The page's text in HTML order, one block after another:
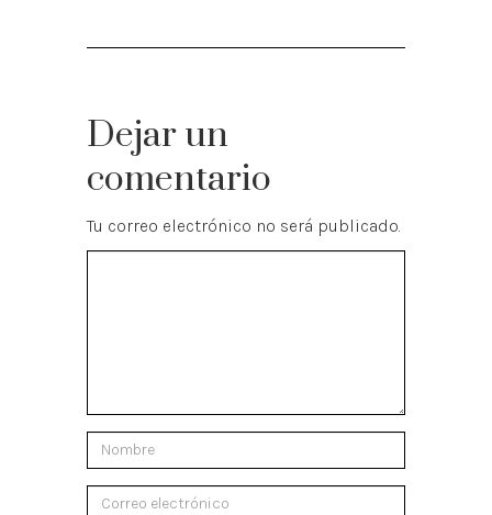
Dejar un
comentario
Tu correo electrónico no será publicado.